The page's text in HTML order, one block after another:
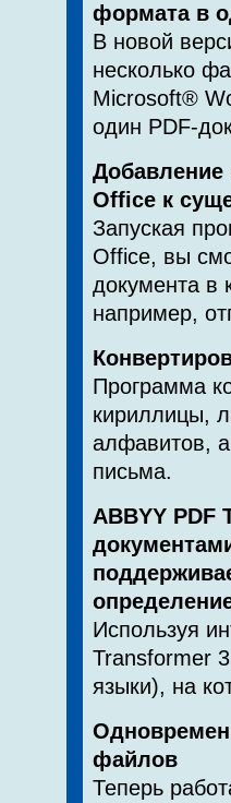
формата в
В новой
несколько
Microsoft®
один PDF-
Office к
Запуская
Office, вы
документа в
например,
Программа
кириллицы,
алфавитов, а
письма.
ABBYY PDF
Используя
Transformer
языки), на
файлов
Теперь